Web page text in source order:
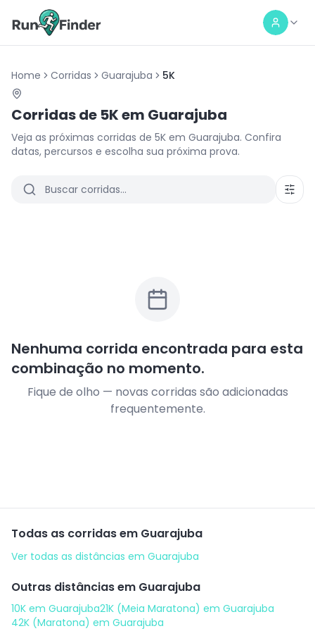
Home Corridas Guarajuba 5K
Corridas de 5Kem Guarajuba
Veja as próximas corridas de 5K em Guarajuba. Confira
datas, percursos e escolha sua próxima prova.
Nenhuma corrida encontrada para esta
combinação no momento.
Fique de olho — novas corridas são adicionadas
frequentemente.
Todas as corridas em Guarajuba
Ver todas as distâncias em Guarajuba
Outras distâncias em Guarajuba
10K em Guarajuba21K (Meia Maratona) em Guarajuba
42K (Maratona) em Guarajuba